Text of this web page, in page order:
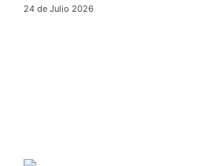
24 de Julio 2026